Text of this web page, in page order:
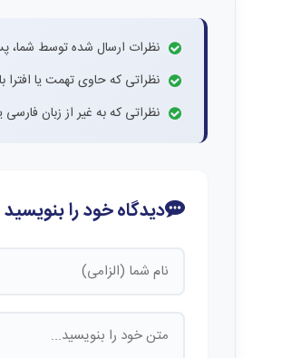
نظرات ارسال شده توسط شما،
نظراتی که حاوی تهمت یا
نظراتی که به غیر از زبان
دیدگاه خود را بنویسید